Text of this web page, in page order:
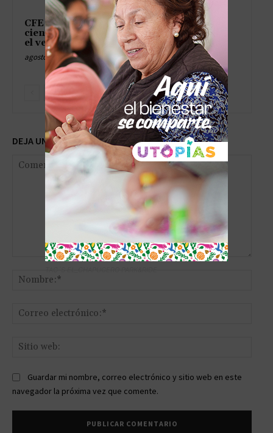
CFE recupera el 62.1 por
ciento de la luz en Cajeme tras
el vendaval del sábado
agosto 9, 2026
DEJA UNA RESPUESTA
Comentario:
Guardar mi nombre, correo electrónico y sitio web en este
navegador la próxima vez que comente.